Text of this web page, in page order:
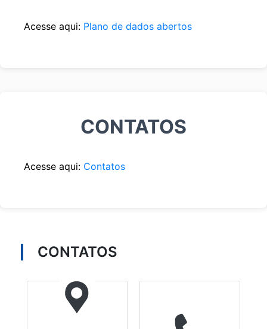
Acesse aqui: Plano de dados abertos
CONTATOS
Acesse aqui: Contatos
CONTATOS